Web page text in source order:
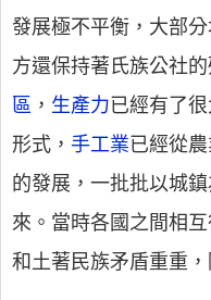
發展極不平衡，大部
方還保持著氏族公社
區 ， 生產力已經有了
形式， 手工業已經從
的發展，一批批以城
來。當時各國之間相互
和土著民族矛盾重重